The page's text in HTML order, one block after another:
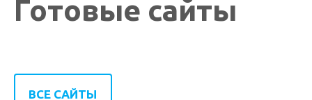
Готовые сайты